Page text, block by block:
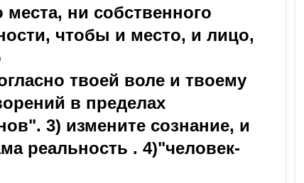
ни собственного
чтобы и место, и лицо,
твоей воле и твоему
в пределах
3) измените сознание, и
реальность . 4)"человек-